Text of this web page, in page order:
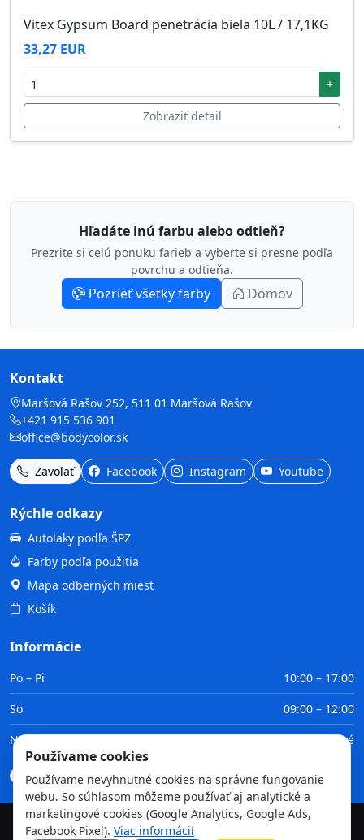
Vitex Gypsum Board penetrácia biela 10L / 17,1KG
33,27 EUR
+
Zobraziť detail
Hľadáte inú farbu alebo odtieň?
Prezrite si celú ponuku farieb a vyberte si presne podľa
povrchu a odtieňa.
Pozrieť všetky farby Domov
Kontakt
Maršová Rašov 252, 511 01 Maršová Rašov
+421 915 536 901
office@bodycolor.sk
Zavolať Facebook Instagram Youtube
Rýchle odkazy
Autolaky podľa ŠPZ
Farby podľa použitia
Mapa odberných miest
Košík
Informácie
Po – Pi
10:00 – 17:00
So
09:00 – 12:00
Ne
Zatvorené
Doprava Platba Obchodné podmienky GDPR
©2026TvojaFarba.sk • Všetky práva vyhradené
Používame cookies
Používame nevyhnutné cookies na správne fungovanie
webu. So súhlasom môžeme používať aj analytické a
marketingové cookies (Google Analytics, Google Ads,
Facebook Pixel). Viac informácií